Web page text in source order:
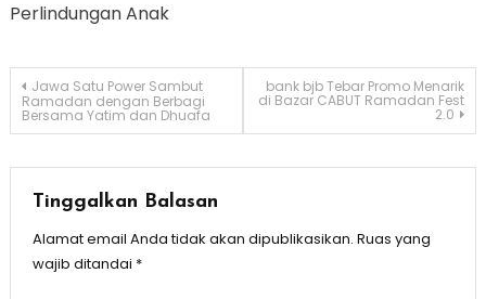
Perlindungan Anak
Navigasi
pos
Jawa Satu Power Sambut
Ramadan dengan Berbagi
Bersama Yatim dan Dhuafa
bank bjb Tebar Promo Menarik
di Bazar CABUT Ramadan Fest
2.0
Tinggalkan Balasan
Alamat email Anda tidak akan dipublikasikan. Ruas yang
wajib ditandai *